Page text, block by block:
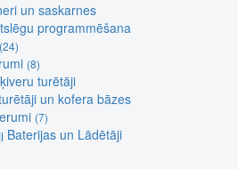
un saskarnes
programmēšana
(24)
(8)
turētāji
un kofera bāzes
(7)
Baterijas un Lādētāji